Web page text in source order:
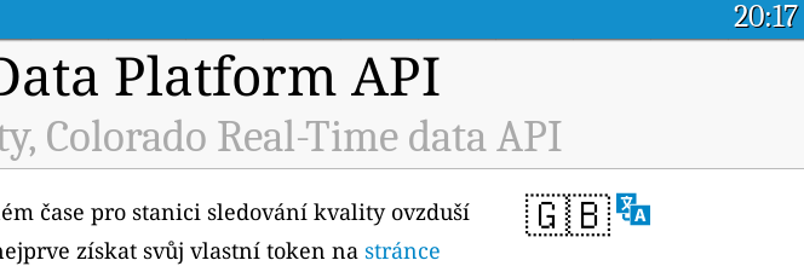
20:17
Platform API
Colorado Real-Time data API
🇬🇧
čase pro stanici sledování kvality ovzduší
získat svůj vlastní token na stránce